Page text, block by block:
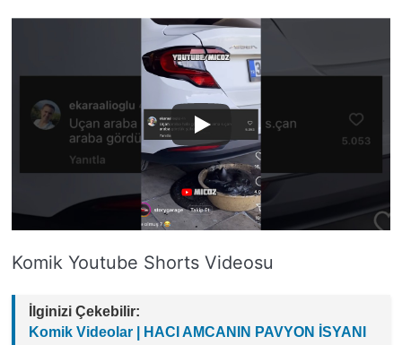
Komik Youtube Shorts Videosu
İlginizi Çekebilir:
Komik Videolar | HACI AMCANIN PAVYON İSYANI